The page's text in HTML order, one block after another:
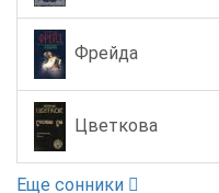
Фрейда
Цветкова
Еще сонники